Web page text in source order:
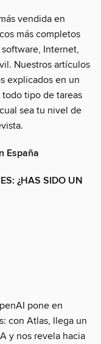
vendida en
más completos
Internet,
Nuestros artículos
explicados en un
tipo de tareas
sea tu nivel de
España
¿HAS SIDO UN
pone en
con Atlas, llega un
y nos revela hacia